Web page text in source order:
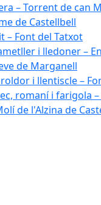
– Torrent de can
de Castellbell
– Font del Tatxot
i lledoner –
de Marganell
i llentiscle –
romaní i
de l'Alzina de